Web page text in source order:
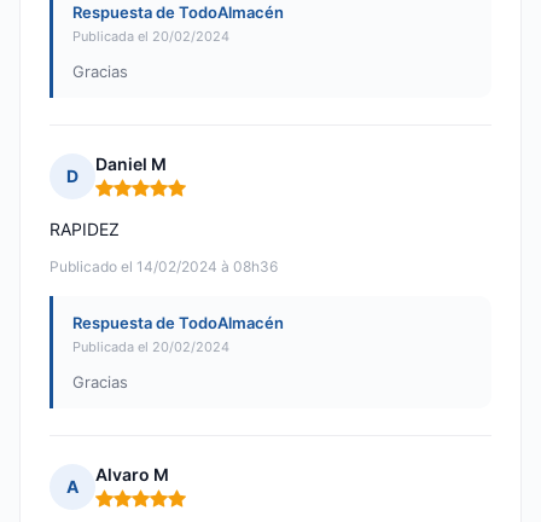
Respuesta de TodoAlmacén
Publicada el 20/02/2024
Gracias
D
Daniel M
Nota: 5 de 5
Publicado el 14/02/2024 à 08h36
RAPIDEZ
Respuesta de TodoAlmacén
Publicada el 20/02/2024
Gracias
A
Alvaro M
Nota: 5 de 5